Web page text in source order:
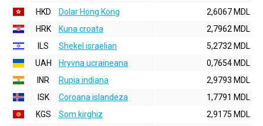
HKD
Dolar Hong Kong
2,6067 MDL
HRK
Kuna croata
2,7962 MDL
ILS
Shekel israelian
5,2732 MDL
UAH
Hryvna ucraineana
0,7654 MDL
INR
Rupia indiana
2,9793 MDL
ISK
Coroana islandeza
1,7791 MDL
KGS
Som kirghiz
2,9175 MDL